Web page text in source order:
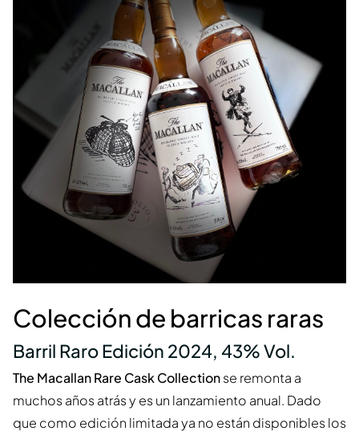
Colección de barricas raras
Barril Raro Edición 2024, 43% Vol.
The Macallan Rare Cask Collectionse remonta a
muchos años atrás y es un lanzamiento anual. Dado
que como edición limitada ya no están disponibles los